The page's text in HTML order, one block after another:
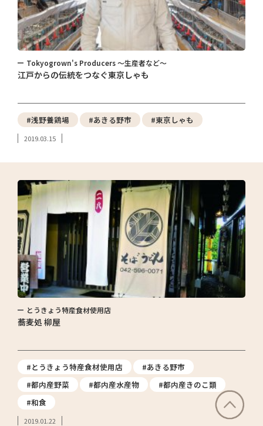
Tokyogrown's Producers ～生産者など～
江戸からの伝統をつなぐ東京しゃも
#浅野養鶏場 #あきる野市 #東京しゃも
2019.03.15
とうきょう特産食材使用店
蕎麦処 柳屋
#とうきょう特産食材使用店
#あきる野市
#都内産野菜
#都内産水産物
#都内産きのこ類
#和食
2019.01.22